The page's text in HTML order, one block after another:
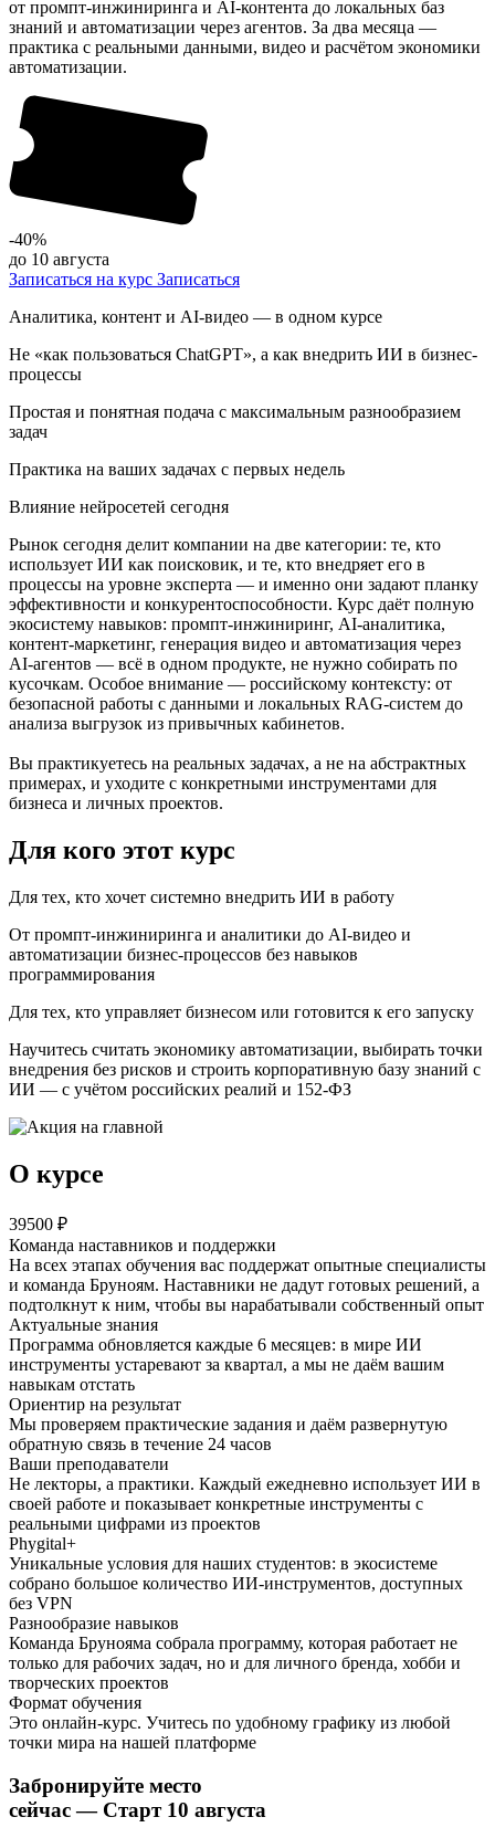
от промпт-инжиниринга и AI-контента до локальных баз
знаний и автоматизации через агентов. За два месяца —
практика с реальными данными, видео и расчётом экономики
автоматизации.
-40%
до 10 августа
Записаться на курс Записаться
Аналитика, контент и AI-видео — в одном курсе
Не «как пользоваться ChatGPT», а как внедрить ИИ в бизнес-
процессы
Простая и понятная подача с максимальным разнообразием
задач
Практика на ваших задачах с первых недель
Влияние нейросетей сегодня
Рынок сегодня делит компании на две категории: те, кто
использует ИИ как поисковик, и те, кто внедряет его в
процессы на уровне эксперта — и именно они задают планку
эффективности и конкурентоспособности. Курс даёт полную
экосистему навыков: промпт-инжиниринг, AI-аналитика,
контент-маркетинг, генерация видео и автоматизация через
AI-агентов — всё в одном продукте, не нужно собирать по
кусочкам. Особое внимание — российскому контексту: от
безопасной работы с данными и локальных RAG-систем до
анализа выгрузок из привычных кабинетов.
Вы практикуетесь на реальных задачах, а не на абстрактных
примерах, и уходите с конкретными инструментами для
бизнеса и личных проектов.
Для кого этот курс
Для тех, кто хочет системно внедрить ИИ в работу
От промпт-инжиниринга и аналитики до AI-видео и
автоматизации бизнес-процессов без навыков
программирования
Для тех, кто управляет бизнесом или готовится к его запуску
Научитесь считать экономику автоматизации, выбирать точки
внедрения без рисков и строить корпоративную базу знаний с
ИИ — с учётом российских реалий и 152-ФЗ
О курсе
39500 ₽
Команда наставников и поддержки
На всех этапах обучения вас поддержат опытные специалисты
и команда Бруноям. Наставники не дадут готовых решений, а
подтолкнут к ним, чтобы вы нарабатывали собственный опыт
Актуальные знания
Программа обновляется каждые 6 месяцев: в мире ИИ
инструменты устаревают за квартал, а мы не даём вашим
навыкам отстать
Ориентир на результат
Мы проверяем практические задания и даём развернутую
обратную связь в течение 24 часов
Ваши преподаватели
Не лекторы, а практики. Каждый ежедневно использует ИИ в
своей работе и показывает конкретные инструменты с
реальными цифрами из проектов
Phygital+
Уникальные условия для наших студентов: в экосистеме
собрано большое количество ИИ-инструментов, доступных
без VPN
Разнообразие навыков
Команда Брунояма собрала программу, которая работает не
только для рабочих задач, но и для личного бренда, хобби и
творческих проектов
Формат обучения
Это онлайн-курс. Учитесь по удобному графику из любой
точки мира на нашей платформе
Забронируйте место
сейчас — Старт 10 августа